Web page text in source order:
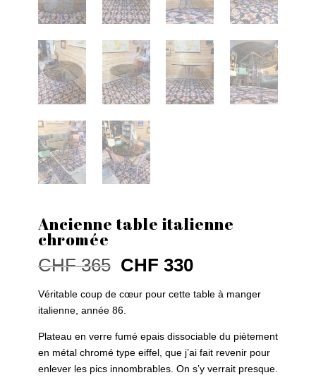
Ancienne table italienne
chromée
CHF365 Le
initial
était :
CHF 365.
CHF 330Le
actuel
CHF 330.
Véritable coup de cœur pour cette table à manger
italienne, année 86.
Plateau en verre fumé epais dissociable du piètement
en métal chromé type eiffel, que j’ai fait revenir pour
enlever les pics innombrables. On s’y verrait presque.